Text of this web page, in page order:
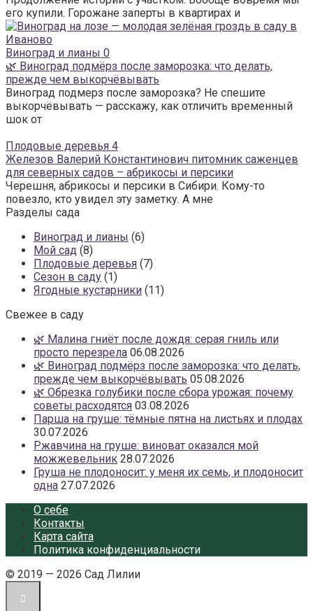
его купили. Горожане заперты в квартирах и
Виноград и лианы 0
🌿 Виноград подмёрз после заморозка: что делать,
прежде чем выкорчёвывать
Виноград подмерз после заморозка? Не спешите
выкорчёвывать — расскажу, как отличить временный
шок от
Плодовые деревья 4
Железов Валерий Константинович питомник саженцев
для северных садов – абрикосы и персики
Черешня, абрикосы и персики в Сибири. Кому-то
повезло, кто увидел эту заметку. А мне
Разделы сада
Виноград и лианы (6)
Мой сад (8)
Плодовые деревья (7)
Сезон в саду (1)
Ягодные кустарники (11)
Свежее в саду
🌿 Малина гниёт после дождя: серая гниль или
просто перезрела 06.08.2026
🌿 Виноград подмёрз после заморозка: что делать,
прежде чем выкорчёвывать 05.08.2026
🌿 Обрезка голубики после сбора урожая: почему
советы расходятся 03.08.2026
Парша на груше: тёмные пятна на листьях и плодах
30.07.2026
Ржавчина на груше: виноват оказался мой
можжевельник 28.07.2026
Груша не плодоносит: у меня их семь, и плодоносит
одна 27.07.2026
О себе
Контакты
Карта сайта
Политика конфиденциальности
© 2019 — 2026 Сад Лилии